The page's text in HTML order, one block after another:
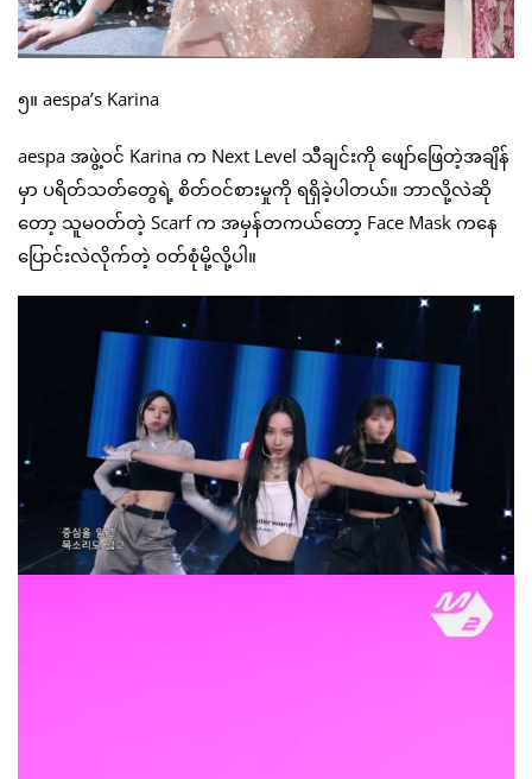
၅။ aespa’s Karina
aespa အဖွဲ့ဝင် Karina က Next Level သီချင်းကို ဖျော်ဖြေတဲ့အချိန်
မှာ ပရိတ်သတ်တွေရဲ့ စိတ်ဝင်စားမှုကို ရရှိခဲ့ပါတယ်။ ဘာလို့လဲဆို
တော့ သူမဝတ်တဲ့ Scarf က အမှန်တကယ်တော့ Face Mask ကနေ
ပြောင်းလဲလိုက်တဲ့ ဝတ်စုံမို့လို့ပါ။